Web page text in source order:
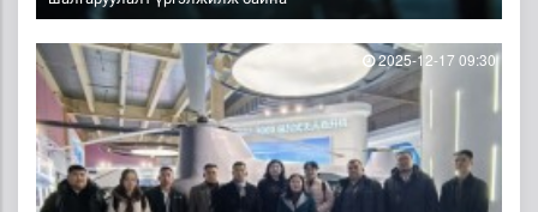
2025-12-17 09:30